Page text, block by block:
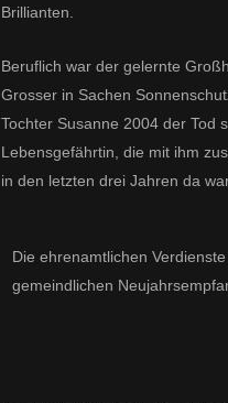
Brillianten.
Beruflich war der gelernte
Grosser in Sachen
Tochter Susanne 2004 der Tod
Lebensgefährtin, die mit ihm
in den letzten drei Jahren da
Die ehrenamtlichen
gemeindlichen